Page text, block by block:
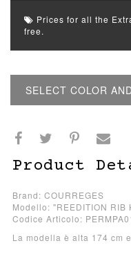
Prices for all the
free.
SELECT COLOR
Product
Brand: COURREGES
Modello: "REEDITION RIB
Codice Articolo:
La modella è alta 174 cm